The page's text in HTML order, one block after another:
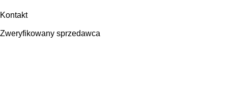
Kontakt
Zweryfikowany sprzedawca